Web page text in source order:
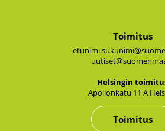
Toimitus
Hel­sin­gin
Apol­lon­ka­tu 11 A
Toimitus